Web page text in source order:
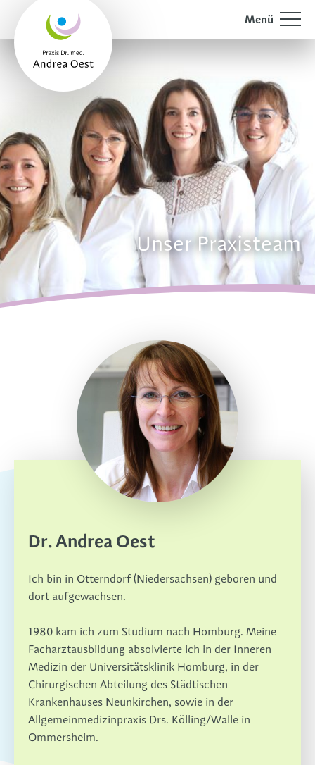
Menü
Unser Praxisteam
Dr. Andrea Oest
Ich bin in Otterndorf (Niedersachsen) geboren und
dort aufgewachsen.
1980 kam ich zum Studium nach Homburg. Meine
Facharztausbildung absolvierte ich in der Inneren
Medizin der Universitätsklinik Homburg, in der
Chirurgischen Abteilung des Städtischen
Krankenhauses Neunkirchen, sowie in der
Allgemeinmedizinpraxis Drs. Kölling/Walle in
Ommersheim.